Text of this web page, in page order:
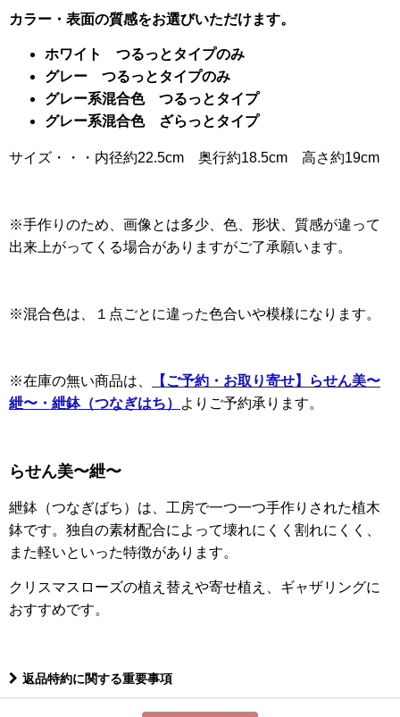
カラー・表面の質感をお選びいただけます。
ホワイト つるっとタイプのみ
グレー つるっとタイプのみ
グレー系混合色 つるっとタイプ
グレー系混合色 ざらっとタイプ
サイズ・・・内径約22.5cm 奥行約18.5cm 高さ約19cm
※手作りのため、画像とは多少、色、形状、質感が違って
出来上がってくる場合がありますがご了承願います。
※混合色は、１点ごとに違った色合いや模様になります。
※在庫の無い商品は、
【ご予約・お取り寄せ】らせん美〜
紲〜・紲鉢（つなぎはち）
よりご予約承ります。
らせん美〜紲〜
紲鉢（つなぎばち）は、工房で一つ一つ手作りされた植木
鉢です。独自の素材配合によって壊れにくく割れにくく、
また軽いといった特徴があります。
クリスマスローズの植え替えや寄せ植え、ギャザリングに
おすすめです。
返品特約に関する重要事項